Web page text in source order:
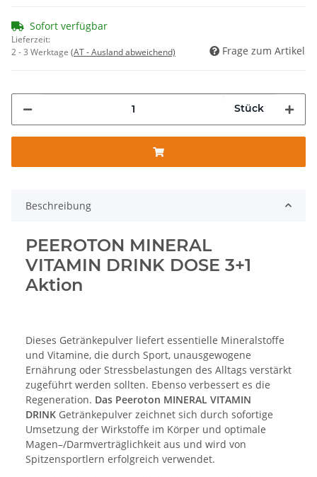
Sofort verfügbar
Lieferzeit:
2 - 3 Werktage (AT - Ausland abweichend) Frage zum Artikel
Stück
Beschreibung
PEEROTON MINERAL
VITAMIN DRINK DOSE 3+1
Aktion
Dieses Getränkepulver liefert essentielle Mineralstoffe
und Vitamine, die durch Sport, unausgewogene
Ernährung oder Stressbelastungen des Alltags verstärkt
zugeführt werden sollten. Ebenso verbessert es die
Regeneration. Das Peeroton MINERAL VITAMIN
DRINK Getränkepulver zeichnet sich durch sofortige
Umsetzung der Wirkstoffe im Körper und optimale
Magen–/Darmverträglichkeit aus und wird von
Spitzensportlern erfolgreich verwendet.